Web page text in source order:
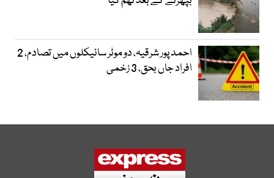
احمد پور شرقیہ، دو موٹر سائیکلوں میں تصادم، 2
افراد جاں بحق، 3 زخمی